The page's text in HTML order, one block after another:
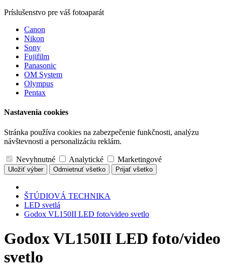
Príslušenstvo pre váš fotoaparát
Canon
Nikon
Sony
Fujifilm
Panasonic
OM System
Olympus
Pentax
Nastavenia cookies
Stránka používa cookies na zabezpečenie funkčnosti, analýzu
návštevnosti a personalizáciu reklám.
Nevyhnutné Analytické Marketingové
Uložiť výber Odmietnuť všetko Prijať všetko
ŠTÚDIOVÁ TECHNIKA
LED svetlá
Godox VL150II LED foto/video svetlo
Godox VL150II LED foto/video
svetlo